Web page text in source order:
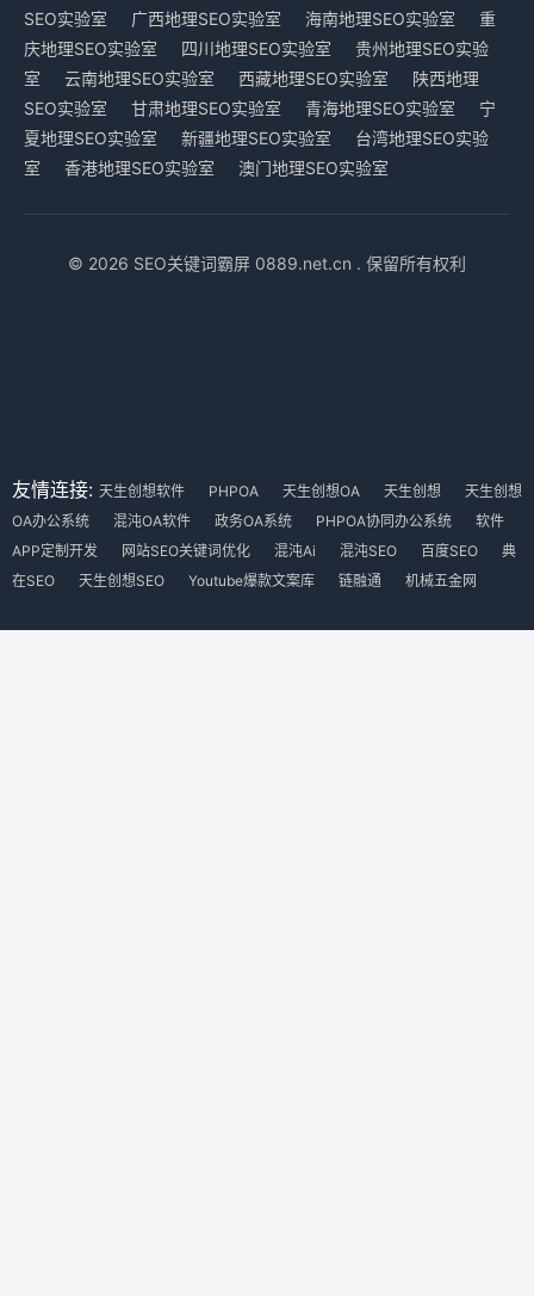
SEO实验室
广西地理SEO实验室 海南地理SEO实验室
重
庆地理SEO实验室
四川地理SEO实验室
贵州地理SEO实验
室
云南地理SEO实验室 西藏地理SEO实验室
陕西地理
SEO实验室
甘肃地理SEO实验室 青海地理SEO实验室
宁
夏地理SEO实验室
新疆地理SEO实验室
台湾地理SEO实验
室
香港地理SEO实验室 澳门地理SEO实验室
© 2026 SEO关键词霸屏 0889.net.cn . 保留所有权利
友情连接: 天生创想软件 PHPOA 天生创想OA 天生创想
天生创想
OA办公系统
混沌OA软件 政务OA系统 PHPOA协同办公系统
软件
APP定制开发
网站SEO关键词优化 混沌Ai 混沌SEO 百度SEO
典
在SEO
天生创想SEO Youtube爆款文案库 链融通 机械五金网